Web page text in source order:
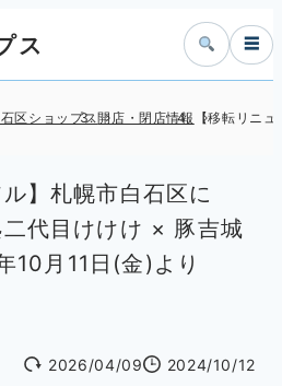
ス ☰
区ショップス開店・閉店情報 【移転リニ
ル】札幌市白石区に
二代目けけけ × 豚吉城
10月11日(金)より
2026/04/09 2024/10/12